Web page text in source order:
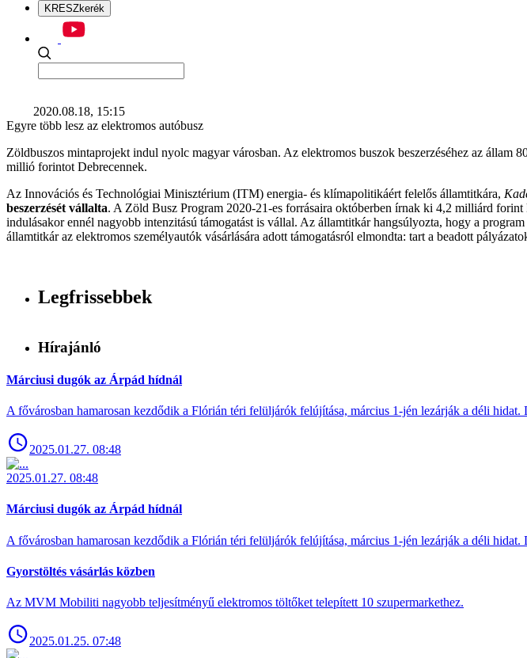
KRESZkerék
2020.08.18, 15:15
Egyre több lesz az elektromos autóbusz
Zöldbuszos mintaprojekt indul nyolc magyar városban. Az elektromos buszok beszerzéséhez az
millió forintot Debrecennek.
Az Innovációs és Technológiai Minisztérium (ITM) energia- és klímapolitikáért felelős államtitkára,
beszerzését vállalta. A Zöld Busz Program 2020-21-es forrásaira októberben írnak ki 4,2 milliárd forint
indulásakor ennél nagyobb intenzitású támogatást is vállal. Az államtitkár hangsúlyozta, hogy a
államtitkár az elektromos személyautók vásárlására adott támogatásról elmondta: tart a beadott
Legfrissebbek
Hírajánló
Márciusi dugók az Árpád hídnál
A fővárosban hamarosan kezdődik a Flórián téri felüljárók felújítása, március 1-jén lezárják a déli
2025.01.27. 08:48
2025.01.27. 08:48
Márciusi dugók az Árpád hídnál
A fővárosban hamarosan kezdődik a Flórián téri felüljárók felújítása, március 1-jén lezárják a déli
Gyorstöltés vásárlás közben
Az MVM Mobiliti nagyobb teljesítményű elektromos töltőket telepített 10 szupermarkethez.
2025.01.25. 07:48